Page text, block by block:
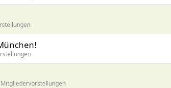
Mitgliedervorstellungen